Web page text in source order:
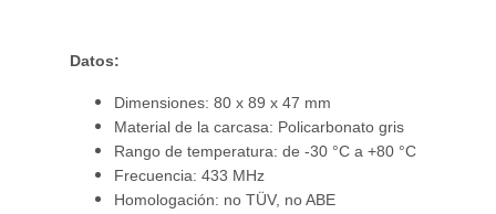
Datos:
Dimensiones: 80 x 89 x 47 mm
Material de la carcasa: Policarbonato gris
Rango de temperatura: de -30 °C a +80 °C
Frecuencia: 433 MHz
Homologación: no TÜV, no ABE